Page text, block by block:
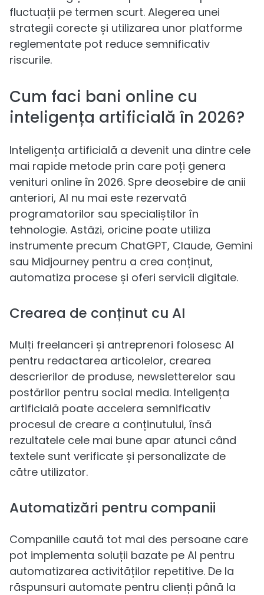
fluctuații pe termen scurt. Alegerea unei
strategii corecte și utilizarea unor platforme
reglementate pot reduce semnificativ
riscurile.
Cum faci bani online cu
inteligența artificială în 2026?
Inteligența artificială a devenit una dintre cele
mai rapide metode prin care poți genera
venituri online în 2026. Spre deosebire de anii
anteriori, AI nu mai este rezervată
programatorilor sau specialiștilor în
tehnologie. Astăzi, oricine poate utiliza
instrumente precum ChatGPT, Claude, Gemini
sau Midjourney pentru a crea conținut,
automatiza procese și oferi servicii digitale.
Crearea de conținut cu AI
Mulți freelanceri și antreprenori folosesc AI
pentru redactarea articolelor, crearea
descrierilor de produse, newsletterelor sau
postărilor pentru social media. Inteligența
artificială poate accelera semnificativ
procesul de creare a conținutului, însă
rezultatele cele mai bune apar atunci când
textele sunt verificate și personalizate de
către utilizator.
Automatizări pentru companii
Companiile caută tot mai des persoane care
pot implementa soluții bazate pe AI pentru
automatizarea activităților repetitive. De la
răspunsuri automate pentru clienți până la